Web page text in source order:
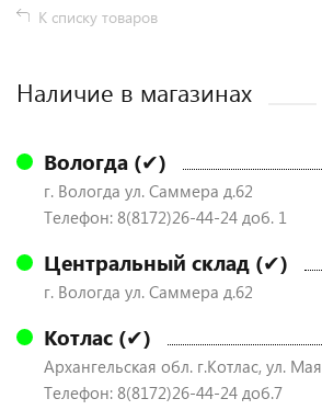
К списку товаров
Наличие в магазинах
Вологда (✔)
г. Вологда ул. Саммера д.62
Телефон: 8(8172)26-44-24 доб. 1
Центральный склад (✔)
г. Вологда ул. Саммера д.62
Котлас (✔)
Архангельская обл. г.Котлас, ул.
Телефон: 8(8172)26-44-24 доб.7